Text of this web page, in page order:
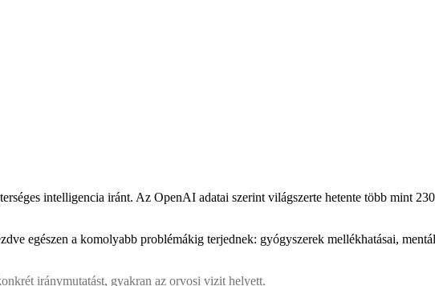
intelligencia iránt. Az OpenAI adatai szerint világszerte hetente több mint
egészen a komolyabb problémákig terjednek: gyógyszerek mellékhatásai,
iránymutatást, gyakran az orvosi vizit helyett.